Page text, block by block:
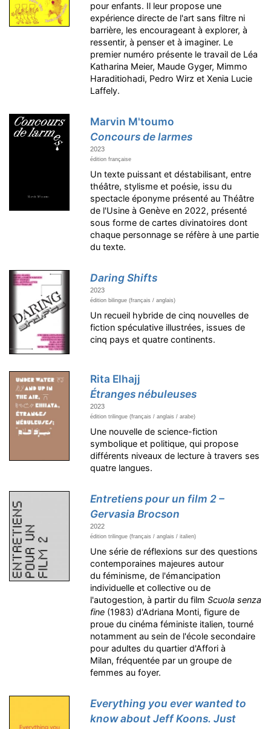
pour enfants. Il leur propose une
expérience directe de l'art sans filtre ni
barrière, les encourageant à explorer, à
ressentir, à penser et à imaginer. Le
premier numéro présente le travail de Léa
Katharina Meier, Maude Gyger, Mimmo
Haraditiohadi, Pedro Wirz et Xenia Lucie
Laffely.
Marvin M'toumo
Concours de larmes
2023
édition française
Un texte puissant et déstabilisant, entre
théâtre, stylisme et poésie, issu du
spectacle éponyme présenté au Théâtre
de l'Usine à Genève en 2022, présenté
sous forme de cartes divinatoires dont
chaque personnage se réfère à une partie
du texte.
Daring Shifts
2023
édition bilingue (français / anglais)
Un recueil hybride de cinq nouvelles de
fiction spéculative illustrées, issues de
cinq pays et quatre continents.
Rita Elhajj
Étranges nébuleuses
2023
édition trilingue (français / anglais / arabe)
Une nouvelle de science-fiction
symbolique et politique, qui propose
différents niveaux de lecture à travers ses
quatre langues.
Entretiens pour un film 2 –
Gervasia Brocson
2022
édition trilingue (français / anglais / italien)
Une série de réflexions sur des questions
contemporaines majeures autour
du féminisme, de l'émancipation
individuelle et collective ou de
l'autogestion, à partir du filmScuola senza
fine (1983) d'Adriana Monti, figure de
proue du cinéma féministe italien, tourné
notamment au sein de l'école secondaire
pour adultes du quartier d'Affori à
Milan, fréquentée par un groupe de
femmes au foyer.
Everything you ever wanted to
know about Jeff Koons. Just